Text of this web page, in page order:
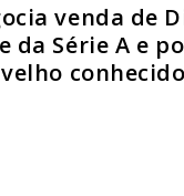
venda de
da Série A e